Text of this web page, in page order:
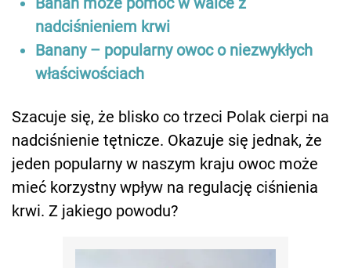
nadciśnieniem krwi
Banany – popularny owoc o niezwykłych
właściwościach
Szacuje się, że blisko co trzeci Polak cierpi na
nadciśnienie tętnicze. Okazuje się jednak, że
jeden popularny w naszym kraju owoc może
mieć korzystny wpływ na regulację ciśnienia
krwi. Z jakiego powodu?